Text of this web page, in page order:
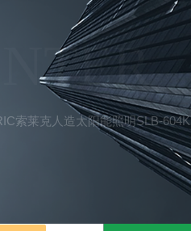
索莱克人造太阳能照明SLB-604K